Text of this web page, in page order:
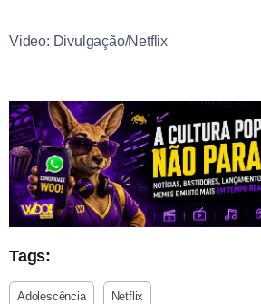
Video: Divulgação/Netflix
Tags:
Adolescência Netflix